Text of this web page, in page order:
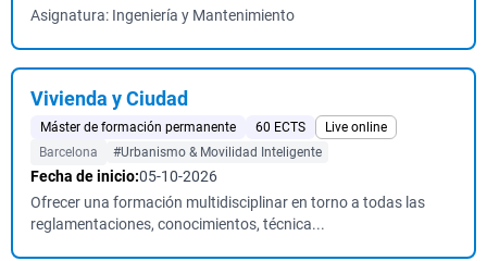
Asignatura: Ingeniería y Mantenimiento
Vivienda y Ciudad
Máster de formación permanente 60 ECTS
Live online
Barcelona
#Urbanismo & Movilidad Inteligente
Fecha de inicio:05-10-2026
Ofrecer una formación multidisciplinar en torno a todas las
reglamentaciones, conocimientos, técnica...